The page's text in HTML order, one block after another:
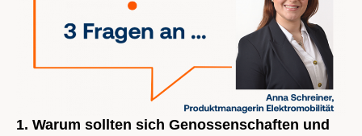
1. Warum sollten sich Genossenschaften und